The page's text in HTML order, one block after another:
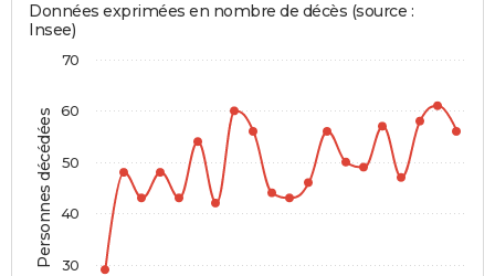
Personnes décédées
Données exprimées en nombre de décès (source :
Insee)
30
40
50
60
70